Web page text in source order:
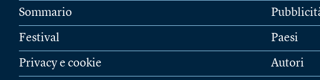
Sommario
Festival
Privacy e cookie
Paesi
Autori